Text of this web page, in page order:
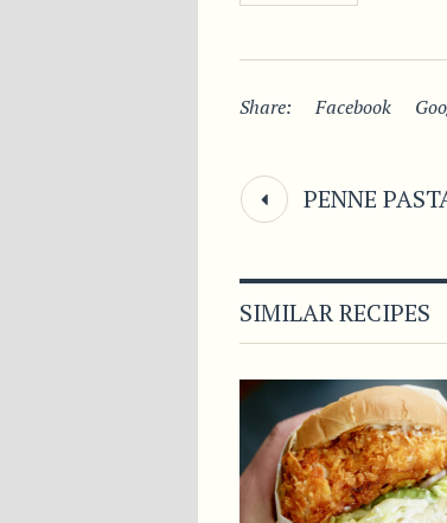
Share: Facebook
PENNE
SIMILAR RECIPES